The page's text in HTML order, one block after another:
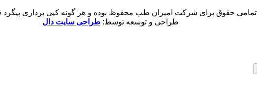
تمامی حقوق برای شرکت امیران طب محفوظ بوده و هر گونه کپی برداری پیگرد
طراحی و توسعه توسط:طراحی سایت دال